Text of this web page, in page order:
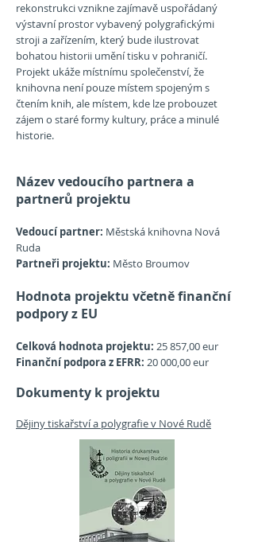
rekonstrukci vznikne zajímavě uspořádaný
výstavní prostor vybavený polygrafickými
stroji a zařízením, který bude ilustrovat
bohatou historii umění tisku v pohraničí.
Projekt ukáže místnímu společenství, že
knihovna není pouze místem spojeným s
čtením knih, ale místem, kde lze probouzet
zájem o staré formy kultury, práce a minulé
historie.
Název vedoucího partnera a
partnerů projektu
Vedoucí partner: Městská knihovna Nová
Ruda
Partneři projektu: Město Broumov
Hodnota projektu včetně finanční
podpory z EU
Celková hodnota projektu: 25 857,00 eur
Finanční podpora z EFRR: 20 000,00 eur
Dokumenty k projektu
Dějiny tiskařství a polygrafie v Nové Rudě